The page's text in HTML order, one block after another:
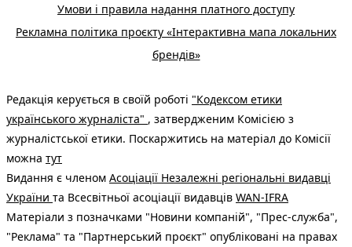
Умови і правила надання платного доступу
Рекламна політика проєкту «Інтерактивна мапа локальних
брендів»
Редакція керується в своїй роботі "Кодексом етики
українського журналіста" , затвердженим Комісією з
журналістської етики. Поскаржитись на матеріал до Комісії
можна тут
Видання є членом Асоціації Незалежні регіональні видавці
України та Всесвітньої асоціації видавців WAN-IFRA
Матеріали з позначками "Новини компаній", "Прес-служба",
"Реклама" та "Партнерський проєкт" опубліковані на правах